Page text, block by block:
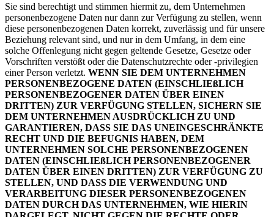
Sie sind berechtigt und stimmen hiermit zu, dem Unternehmen
personenbezogene Daten nur dann zur Verfügung zu stellen, wenn
diese personenbezogenen Daten korrekt, zuverlässig und für unsere
Beziehung relevant sind, und nur in dem Umfang, in dem eine
solche Offenlegung nicht gegen geltende Gesetze, Gesetze oder
Vorschriften verstößt oder die Datenschutzrechte oder -privilegien
einer Person verletzt. WENN SIE DEM UNTERNEHMEN
PERSONENBEZOGENE DATEN (EINSCHLIEßLICH
PERSONENBEZOGENER DATEN ÜBER EINEN
DRITTEN) ZUR VERFÜGUNG STELLEN, SICHERN SIE
DEM UNTERNEHMEN AUSDRÜCKLICH ZU UND
GARANTIEREN, DASS SIE DAS UNEINGESCHRÄNKTE
RECHT UND DIE BEFUGNIS HABEN, DEM
UNTERNEHMEN SOLCHE PERSONENBEZOGENEN
DATEN (EINSCHLIEßLICH PERSONENBEZOGENER
DATEN ÜBER EINEN DRITTEN) ZUR VERFÜGUNG ZU
STELLEN, UND DASS DIE VERWENDUNG UND
VERARBEITUNG DIESER PERSONENBEZOGENEN
DATEN DURCH DAS UNTERNEHMEN, WIE HIERIN